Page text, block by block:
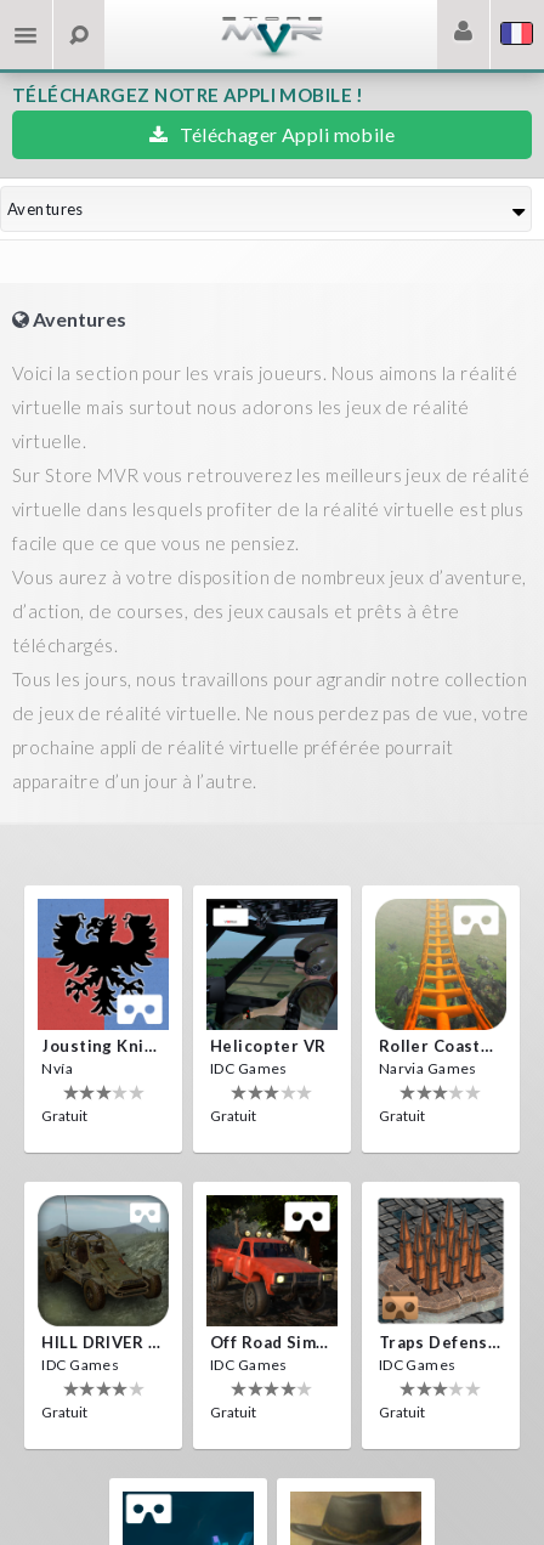
TÉLÉCHARGEZ NOTRE APPLI MOBILE !
Téléchager Appli mobile
Aventures
Aventures
Voici la section pour les vrais joueurs. Nous aimons la réalité
virtuelle mais surtout nous adorons les jeux de réalité
virtuelle.
Sur Store MVR vous retrouverez les meilleurs jeux de réalité
virtuelle dans lesquels profiter de la réalité virtuelle est plus
facile que ce que vous ne pensiez.
Vous aurez à votre disposition de nombreux jeux d’aventure,
d’action, de courses, des jeux causals et prêts à être
téléchargés.
Tous les jours, nous travaillons pour agrandir notre collection
de jeux de réalité virtuelle. Ne nous perdez pas de vue, votre
prochaine appli de réalité virtuelle préférée pourrait
apparaitre d’un jour à l’autre.
Jousting Knights VR
Nvía
Gratuit
Helicopter VR
IDC Games
Gratuit
Roller Coaster VR
Narvia Games
Gratuit
HILL DRIVER VR
IDC Games
Gratuit
Off Road Simulator VR
IDC Games
Gratuit
Traps Defense VR
IDC Games
Gratuit